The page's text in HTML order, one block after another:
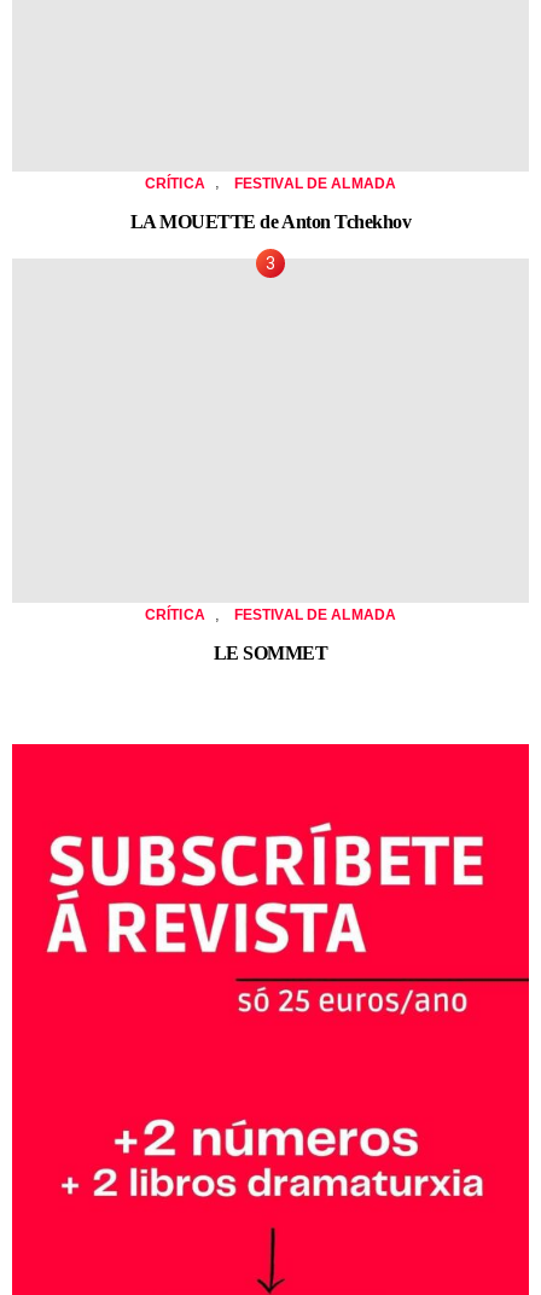
CRÍTICA , FESTIVAL DE ALMADA
LA MOUETTE de Anton Tchekhov
CRÍTICA FESTIVAL DE ALMADA
LE SOMMET